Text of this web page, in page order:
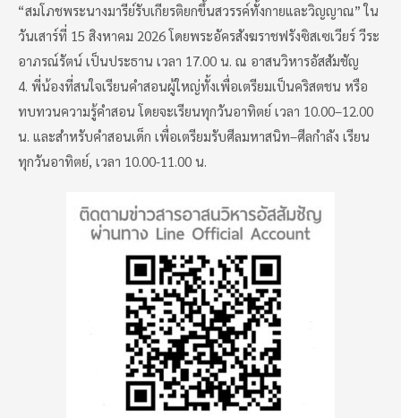
“สมโภชพระนางมารีย์รับเกียรติยกขึ้นสวรรค์ทั้งกายและวิญญาณ” ใน
วันเสาร์ที่ 15 สิงหาคม 2026 โดยพระอัครสังฆราชฟรังซิสเซเวียร์ วีระ
อาภรณ์รัตน์ เป็นประธาน เวลา 17.00 น. ณ อาสนวิหารอัสสัมชัญ
4. พี่น้องที่สนใจเรียนคำสอนผู้ใหญ่ทั้งเพื่อเตรียมเป็นคริสตชน หรือ
ทบทวนความรู้คำสอน โดยจะเรียนทุกวันอาทิตย์ เวลา 10.00–12.00
น. และสำหรับคำสอนเด็ก เพื่อเตรียมรับศีลมหาสนิท–ศีลกำลัง เรียน
ทุกวันอาทิตย์, เวลา 10.00-11.00 น.